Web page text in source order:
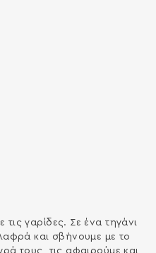
γαρίδες. Σε ένα τηγάνι
και σβήνουμε με το
τους, τις αφαιρούμε και